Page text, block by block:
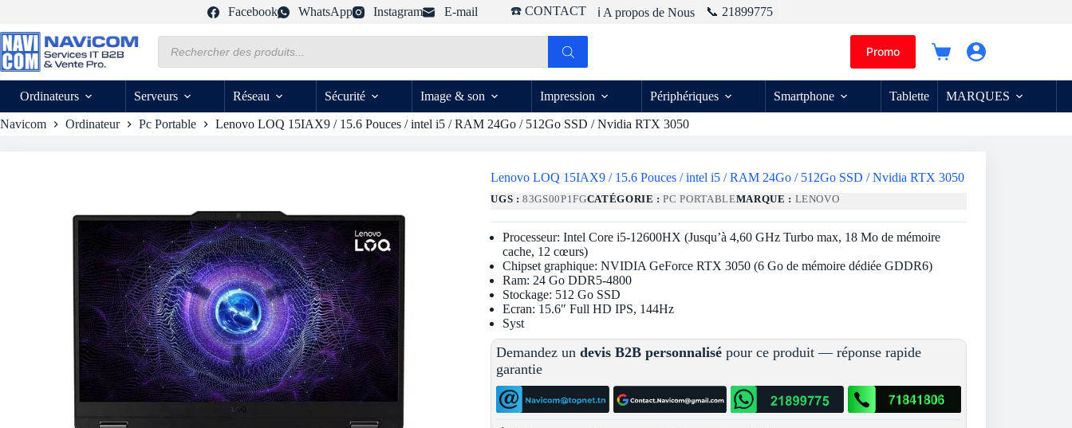
contenu
Facebook WhatsApp Instagram E-mail ☎️ CONTACT ℹ️ A propos de Nous 📞 21899775
produits
Promo
Panier
Ordinateurs
Serveurs Réseau Sécurité Image & son Impression Périphériques Smartphone Tablette MARQUES
Navicom Ordinateur Pc Portable Lenovo LOQ 15IAX9 / 15.6 Pouces / intel i5 / RAM 24Go / 512Go SSD / Nvidia RTX 3050
Lenovo LOQ 15IAX9 / 15.6 Pouces / intel i5 / RAM 24Go / 512Go SSD / Nvidia RTX 3050
UGS :83GS00P1FGCATÉGORIE :PC PORTABLEMARQUE : LENOVO
Processeur: Intel Core i5-12600HX (Jusqu’à 4,60 GHz Turbo max, 18 Mo de mémoire
cache, 12 cœurs)
Chipset graphique: NVIDIA GeForce RTX 3050 (6 Go de mémoire dédiée GDDR6)
Ram: 24 Go DDR5-4800
Stockage: 512 Go SSD
Ecran: 15.6″ Full HD IPS, 144Hz
Syst
Demandez undevis B2B personnalisé pour ce produit — réponse rapide
garantie